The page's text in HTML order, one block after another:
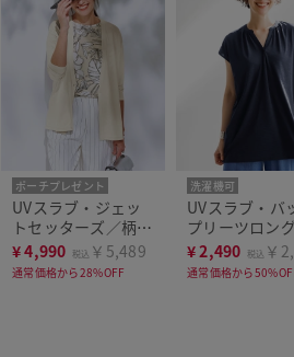
ポーチプレゼント
洗濯機可
人気商品
UVスラブ・ジェッ
トセッターズ／柄2
点セット
¥4,990 税込 ￥5,489
通常価格から28%OFF
洗濯機可
UVスラブ・バ
プリーツロン
プス
¥2,490 税込 ￥
通常価格から